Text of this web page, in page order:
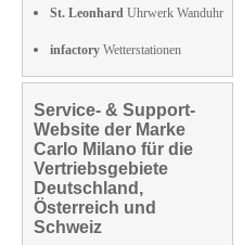
St. Leonhard Uhrwerk Wanduhr
infactory Wetterstationen
Service- & Support-
Website der Marke
Carlo Milano für die
Vertriebsgebiete
Deutschland,
Österreich und
Schweiz